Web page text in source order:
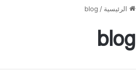
الرئيسية /
blog
blog